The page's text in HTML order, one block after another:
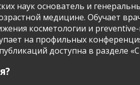
наук основатель и
медицине. Обучает
косметологии и
на профильных
доступна в разделе